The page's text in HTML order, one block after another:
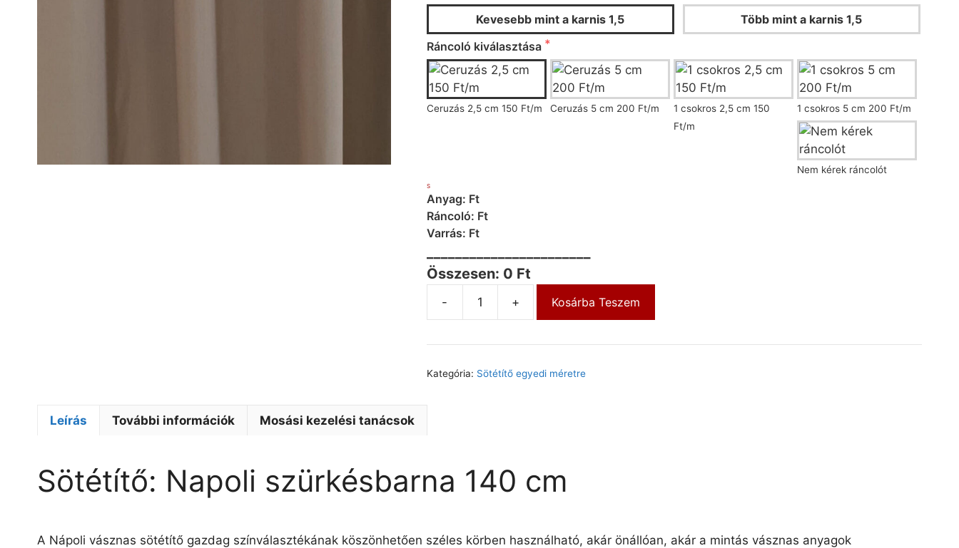
Kevesebb mint a karnis 1,5
Több mint a karnis 1,5
Ráncoló kiválasztása
Ceruzás 2,5 cm 150 Ft/m Ceruzás 5 cm 200 Ft/m
1 csokros 2,5 cm 150
Ft/m
1 csokros 5 cm 200 Ft/m
Nem kérek ráncolót
S
Anyag: Ft
Ráncoló: Ft
Varrás: Ft
Összesen: 0 Ft
- + Kosárba Teszem
Kategória: Sötétítő egyedi méretre
Leírás További információk Mosási kezelési tanácsok
Sötétítő: Napoli szürkésbarna 140 cm
A Nápoli vásznas sötétítő gazdag színválasztékának köszönhetően széles körben használható, akár önállóan, akár a mintás vásznas anyagok